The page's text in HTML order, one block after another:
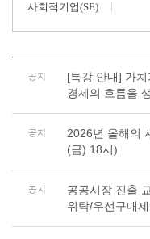
사회적기업(SE)
공지
[특강 안내] 가
경제의 흐름을
공지
2026년 올해의
(금) 18시)
공지
공공시장 진출
위탁/우선구매